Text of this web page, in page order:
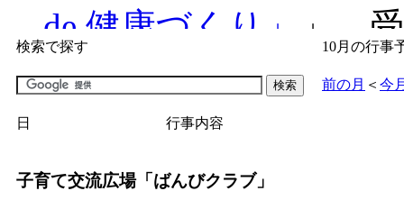
de 健康づくり」
」 受
「子育て交流広場「
間：2026/07/09～
「皆鶴姫のこびる塾
検索で探す 10月の行事
前の月 ＜ 今
日 行事内容
子育て交流広場「ばんびクラブ」